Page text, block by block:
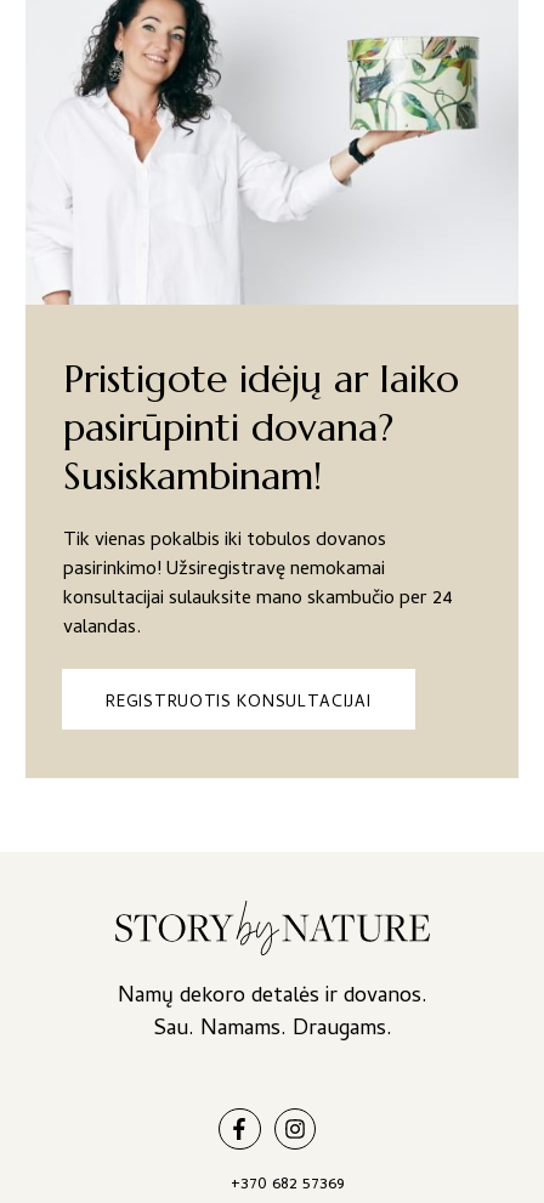
Pristigote idėjų ar laiko
pasirūpinti dovana?
Susiskambinam!
Tik vienas pokalbis iki tobulos dovanos
pasirinkimo! Užsiregistravę nemokamai
konsultacijai sulauksite mano skambučio per 24
valandas.
REGISTRUOTIS KONSULTACIJAI
Namų dekoro detalės ir dovanos.
Sau. Namams. Draugams.
+370 682 57369